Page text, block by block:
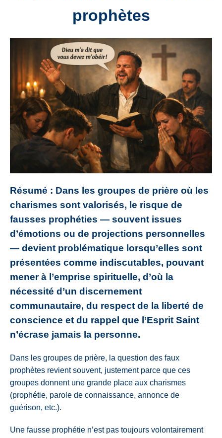
prophètes
Résumé : Dans les groupes de prière où les
charismes sont valorisés, le risque de
fausses prophéties — souvent issues
d’émotions ou de projections personnelles
— devient problématique lorsqu’elles sont
présentées comme indiscutables, pouvant
mener à l’emprise spirituelle, d’où la
nécessité d’un discernement
communautaire, du respect de la liberté de
conscience et du rappel que l’Esprit Saint
n’écrase jamais la personne.
Dans les groupes de prière, la question des faux
prophètes revient souvent, justement parce que ces
groupes donnent une grande place aux charismes
(prophétie, parole de connaissance, annonce de
guérison, etc.).
Une fausse prophétie n’est pas toujours volontairement